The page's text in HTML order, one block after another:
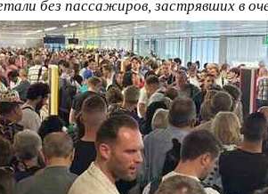
без пассажиров, застрявших в